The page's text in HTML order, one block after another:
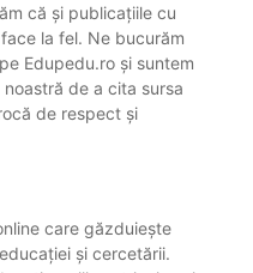
că și publicațiile cu
la fel. Ne bucurăm
Edupedu.ro și suntem
de a cita sursa
de respect și
care găzduiește
și cercetării.